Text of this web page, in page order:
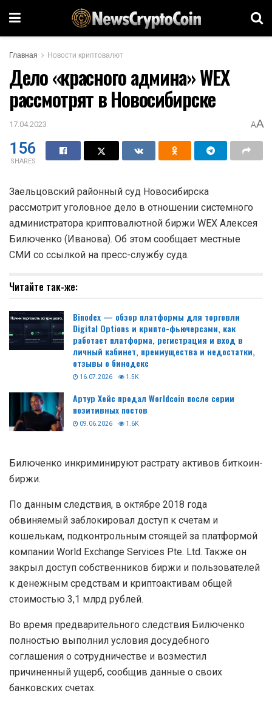
Главная Новости криптовалют
Дело «красного админа» WEX
рассмотрят в Новосибирске
17.04.2023 AA
156
SHARES
Заельцовский районный суд Новосибирска
рассмотрит уголовное дело в отношении системного
администратора криптовалютной биржи WEX Алексея
Билюченко (Иванова). Об этом сообщает местные
СМИ со ссылкой на пресс-службу суда.
Читайте так-же:
Binodex — обзор платформы для торговли
Digital Options и крипто-фьючерсами, как
работает платформа, регистрация и вход в
личный кабинет, преимущества и недостатки,
отзывы о бинодекс
16.07.2026 1.5K
Артур Хейс продал Worldcoin после серии
позитивных постов
09.06.2026 1.6K
Билюченко инкриминируют растрату активов биткоин-
биржи.
По данным следствия, в октябре 2018 года
обвиняемый заблокировал доступ к счетам и
кошелькам, подконтрольным стоящей за платформой
компании World Exchange Services Pte. Ltd. Также он
закрыл доступ собственников биржи и пользователей
к денежным средствам и криптоактивам общей
стоимостью 3,1 млрд рублей.
Во время предварительного следствия Билюченко
полностью выполнил условия досудебного
соглашения о сотрудничестве и возместил
причиненный ущерб, сообщив данные о своих
банковских счетах.